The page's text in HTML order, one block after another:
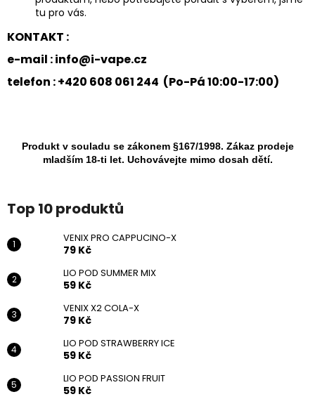
tu pro vás.
KONTAKT :
e-mail :info@i-vape.cz
telefon : +420 608 061 244 (Po-Pá 10:00-17:00)
Produkt v souladu se zákonem §167/1998. Zákaz prodeje
mladším 18-ti let. Uchovávejte mimo dosah dětí.
Top 10 produktů
VENIX PRO CAPPUCINO-X
79 Kč
LIO POD SUMMER MIX
59 Kč
VENIX X2 COLA-X
79 Kč
LIO POD STRAWBERRY ICE
59 Kč
LIO POD PASSION FRUIT
59 Kč